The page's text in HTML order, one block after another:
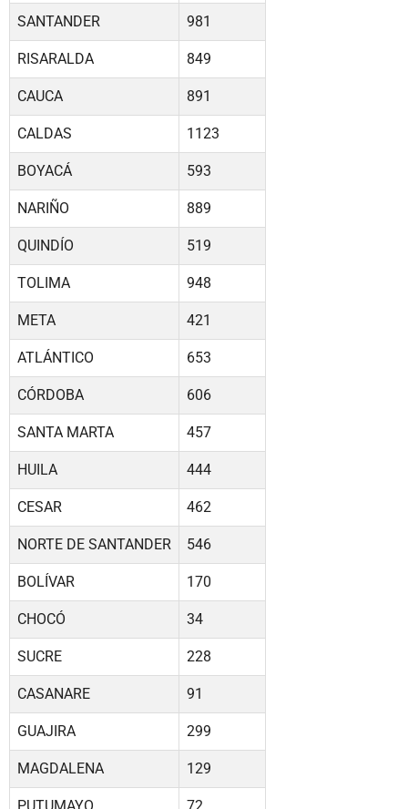
SANTANDER 981
RISARALDA 849
CAUCA 891
CALDAS 1123
BOYACÁ 593
NARIÑO 889
QUINDÍO 519
TOLIMA 948
META 421
ATLÁNTICO 653
CÓRDOBA 606
SANTA MARTA 457
HUILA 444
CESAR 462
NORTE DE SANTANDER 546
BOLÍVAR 170
CHOCÓ 34
SUCRE 228
CASANARE 91
GUAJIRA 299
MAGDALENA 129
PUTUMAYO 72